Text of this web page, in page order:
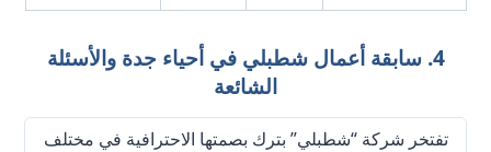
4. سابقة أعمال شطبلي في أحياء جدة والأسئلة
الشائعة
تفتخر شركة “شطبلي” بترك بصمتها الاحترافية في مختلف